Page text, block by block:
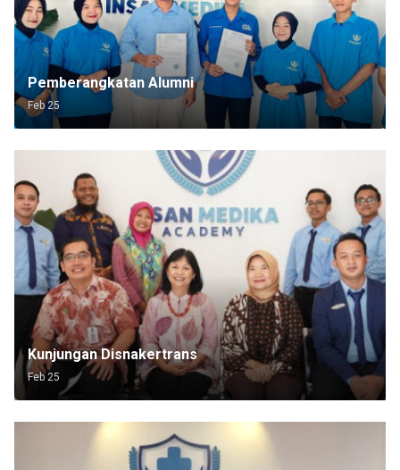
Pemberangkatan Alumni
Feb 25
Kunjungan Disnakertrans
Feb 25